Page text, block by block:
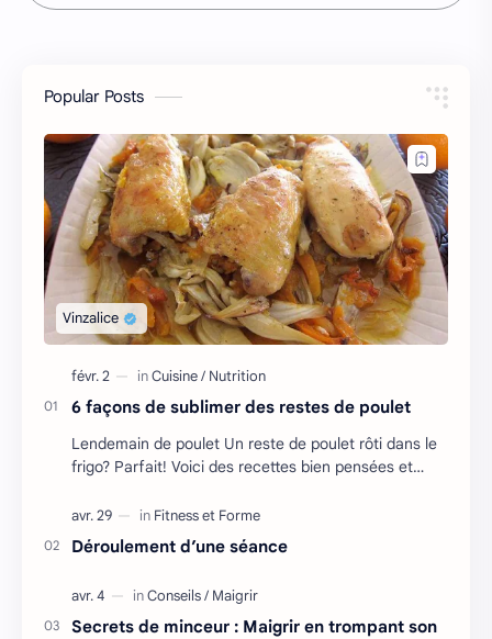
Popular Posts
6 façons de sublimer des restes de poulet
Lendemain de poulet Un reste de poulet rôti dans le
frigo? Parfait! Voici des recettes bien pensées et
Déroulement d’une séance
Secrets de minceur : Maigrir en trompant son